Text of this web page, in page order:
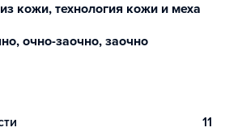
кожи, технология кожи и меха
очно-заочно, заочно
11